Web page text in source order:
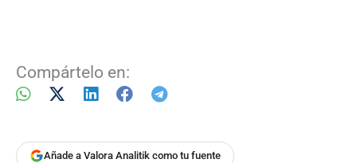
Compártelo en:
Añade a Valora Analitik como tu fuente